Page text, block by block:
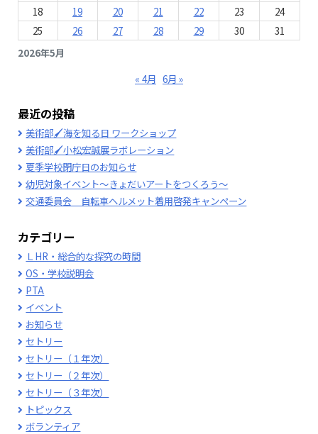
2026年5月
18
19 20 21 22 23
24
25
26 27 28 29 30 31
« 4月 6月 »
最近の投稿
美術部🖌海を知る日 ワークショップ
美術部🖌小松宏誠展ラボレーション
夏季学校閉庁日のお知らせ
幼児対象イベント～きょだいアートをつくろう～
交通委員会 自転車ヘルメット着用啓発キャンペーン
カテゴリー
ＬHR・総合的な探究の時間
OS・学校説明会
PTA
イベント
お知らせ
セトリー
セトリー（１年次）
セトリー（２年次）
セトリー（３年次）
トピックス
ボランティア